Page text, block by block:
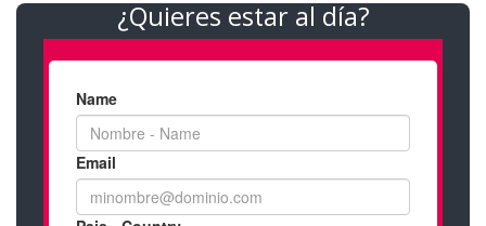
¿Quieres estar al día?